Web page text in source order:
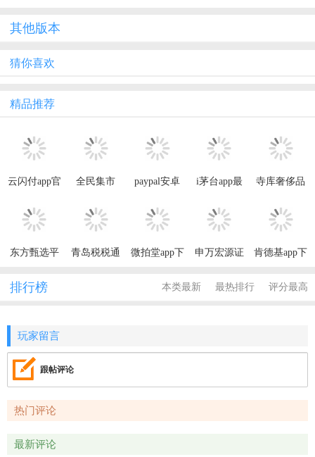
其他版本
猜你喜欢
精品推荐
云闪付app官
版2025
全民集市
paypal安卓
i茅台app最
寺库奢侈品
东方甄选平
新版本
青岛税税通
微拍堂app下
申万宏源证
肯德基app下
版
排行榜 本类最新 最热排行 评分最高
玩家留言
跟帖评论
热门评论
最新评论